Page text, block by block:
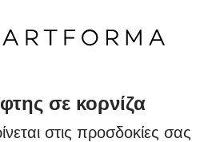
σε κορνίζα
στις προσδοκίες σας